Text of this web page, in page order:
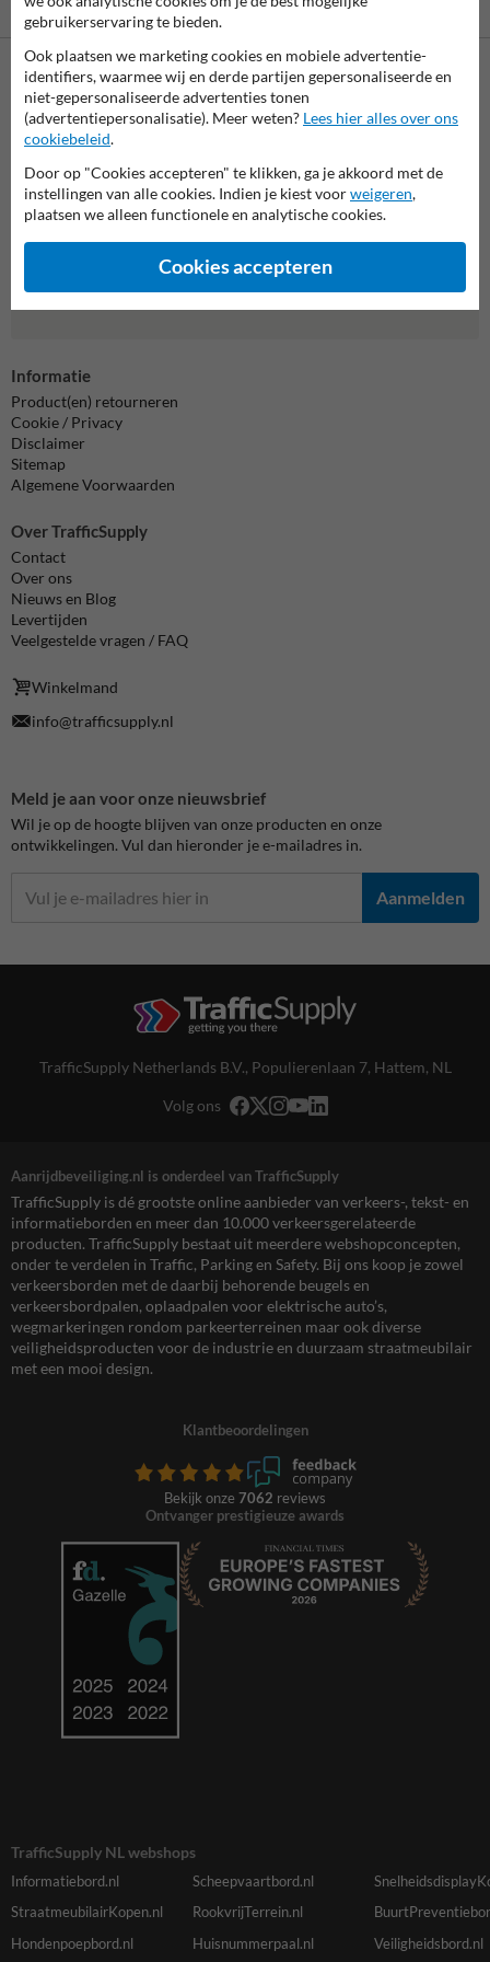
Neem contact met ons op
Wij zijn op werkdagen (van 8.00 tot 17.00) te bereiken op 038-
7920070.
Vragen? Stuur een e-mail naar info@trafficsupply.nl
of vul het
formulier in en we reageren zo spoedig mogelijk.
Alle contactgegevens
Informatie
Product(en) retourneren
Cookie / Privacy
Disclaimer
Sitemap
Algemene Voorwaarden
Over TrafficSupply
Contact
Over ons
Nieuws en Blog
Levertijden
Veelgestelde vragen / FAQ
Winkelmand
info@trafficsupply.nl
Meld je aan voor onze nieuwsbrief
Wil je op de hoogte blijven van onze producten en onze
ontwikkelingen. Vul dan hieronder je e-mailadres in.
Aanmelden
TrafficSupply Netherlands B.V., Populierenlaan 7, Hattem, NL
Volg ons
Aanrijdbeveiliging.nl is onderdeel van TrafficSupply
TrafficSupply is dé grootste online aanbieder van verkeers-, tekst- en
informatieborden en meer dan 10.000 verkeersgerelateerde
producten. TrafficSupply bestaat uit meerdere webshopconcepten,
onder te verdelen in Traffic, Parking en Safety. Bij ons koop je zowel
verkeersborden met de daarbij behorende beugels en
verkeersbordpalen, oplaadpalen voor elektrische auto’s,
wegmarkeringen rondom parkeerterreinen maar ook diverse
veiligheidsproducten voor de industrie en duurzaam straatmeubilair
met een mooi design.
Klantbeoordelingen
Bekijk onze 7062 reviews
Ontvanger prestigieuze awards
TrafficSupply NL webshops
Informatiebord.nl Scheepvaartbord.nl
StraatmeubilairKopen.nl
RookvrijTerrein.nl
Hondenpoepbord.nl
Huisnummerpaal.nl Veiligheidsbord.nl
gebruikerservaring te bieden.
Ook plaatsen we marketing cookies en mobiele advertentie-
identifiers, waarmee wij en derde partijen gepersonaliseerde en
niet-gepersonaliseerde advertenties tonen
(advertentiepersonalisatie). Meer weten? Lees hier alles over ons
cookiebeleid.
Door op "Cookies accepteren" te klikken, ga je akkoord met de
instellingen van alle cookies. Indien je kiest voorweigeren,
plaatsen we alleen functionele en analytische cookies.
Cookies accepteren